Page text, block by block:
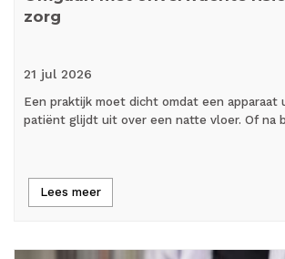
zorg
21 jul 2026
Een praktijk moet dicht omdat een apparaat
patiënt glijdt uit over een natte vloer. Of na
Lees meer